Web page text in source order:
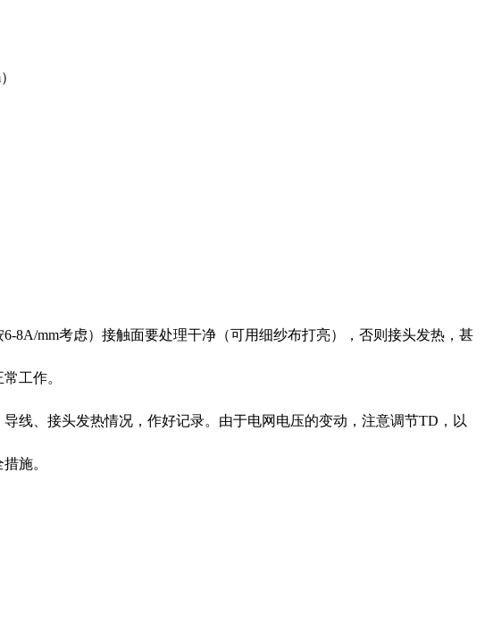
）
6-8A/mm考虑）接触面要处理干净（可用细纱布打亮），否则接头发热，甚
工作。
线、接头发热情况，作好记录。由于电网电压的变动，注意调节TD ，以
施。